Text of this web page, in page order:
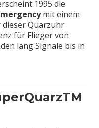
1995 die
mit einem
Quarzuhr
für Flieger von
lang Signale bis in